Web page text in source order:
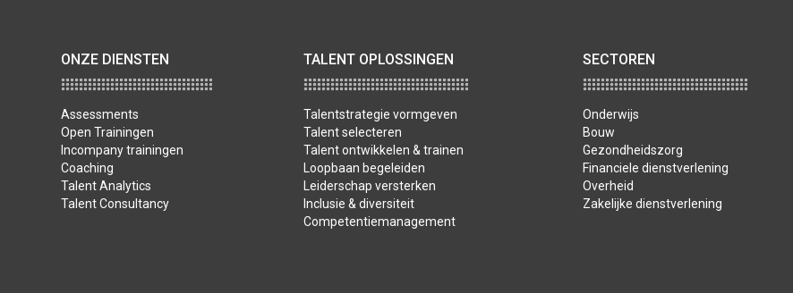
ONZE DIENSTEN
Assessments
Open Trainingen
Incompany trainingen
Coaching
Talent Analytics
Talent Consultancy
TALENT OPLOSSINGEN
Talentstrategie vormgeven
Talent selecteren
Talent ontwikkelen & trainen
Loopbaan begeleiden
Leiderschap versterken
Inclusie & diversiteit
Competentiemanagement
SECTOREN
Onderwijs
Bouw
Gezondheidszorg
Financiele dienstverlening
Overheid
Zakelijke dienstverlening